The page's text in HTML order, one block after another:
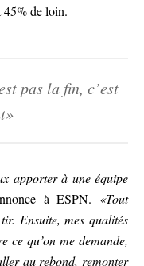
45% de loin.
pas la fin, c’est
apporter à une équipe
à ESPN. «Tout
Ensuite, mes qualités
ce qu’on me demande,
au rebond, remonter